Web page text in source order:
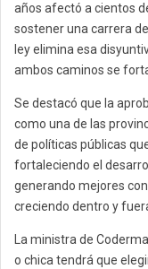
años afectó a cientos
sostener una carrera
ley elimina esa
ambos caminos se
Se destacó que la
como una de las
de políticas públicas
fortaleciendo el
generando mejores
creciendo dentro y
La ministra de
o chica tendrá que